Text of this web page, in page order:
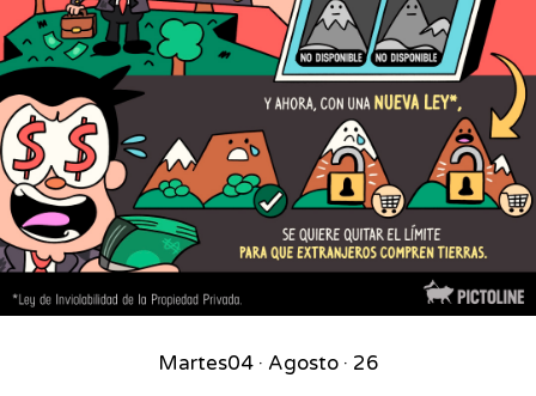
Martes04 · Agosto · 26